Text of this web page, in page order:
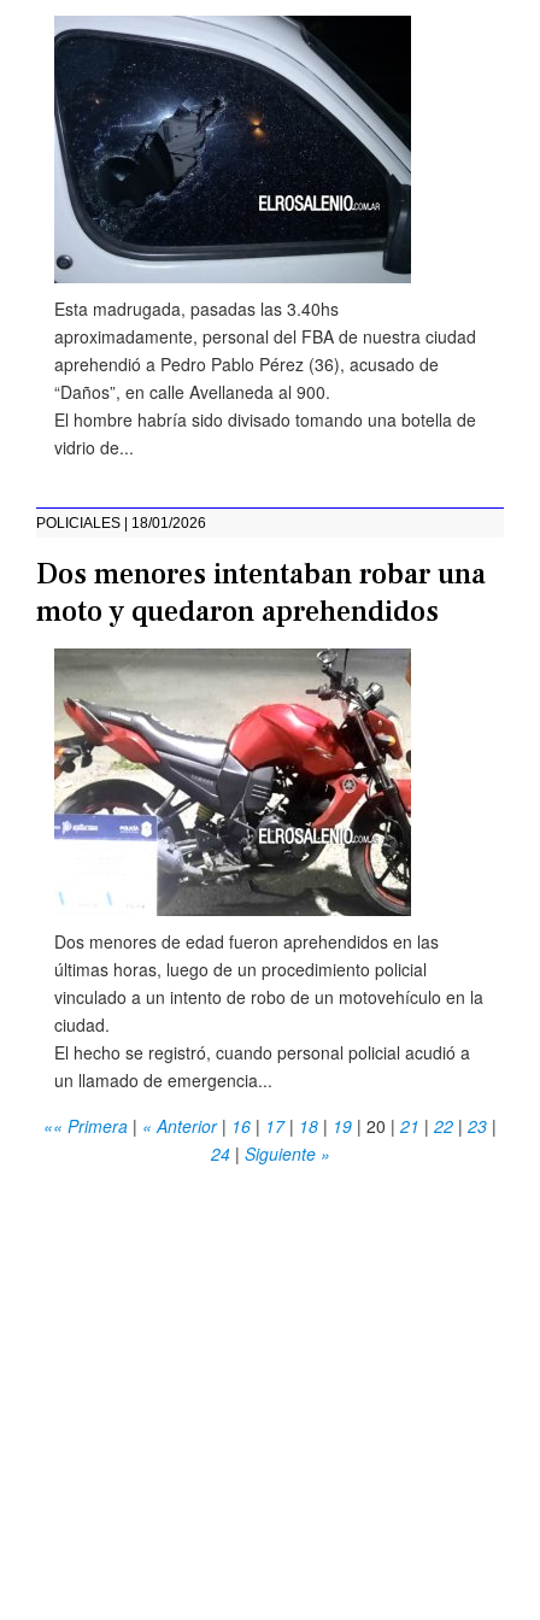
Esta madrugada, pasadas las 3.40hs
aproximadamente, personal del FBA de nuestra ciudad
aprehendió a Pedro Pablo Pérez (36), acusado de
“Daños”, en calle Avellaneda al 900.
El hombre habría sido divisado tomando una botella de
vidrio de...
POLICIALES | 18/01/2026
Dos menores intentaban robar una
moto y quedaron aprehendidos
Dos menores de edad fueron aprehendidos en las
últimas horas, luego de un procedimiento policial
vinculado a un intento de robo de un motovehículo en la
ciudad.
El hecho se registró, cuando personal policial acudió a
un llamado de emergencia...
«« Primera | « Anterior| 16 | 17| 18 | 19 | 20 | 21 | 22 | 23 |
24| Siguiente »